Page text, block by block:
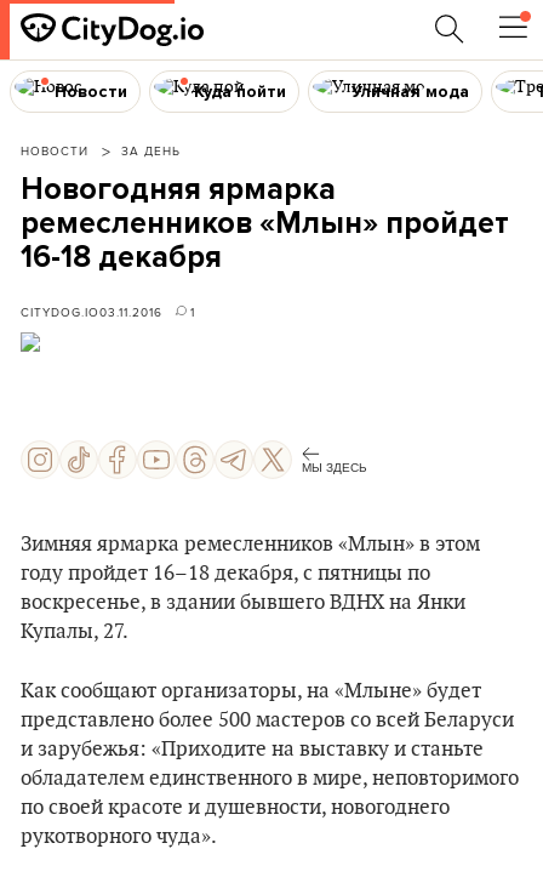
Новости Куда пойти Уличная мода
НОВОСТИ ЗА ДЕНЬ
Новогодняя ярмарка
ремесленников «Млын» пройдет
16-18 декабря
CITYDOG.IO03.11.2016 1
МЫ ЗДЕСЬ
Зимняя ярмарка ремесленников «Млын» в этом
году пройдет 16–18 декабря, с пятницы по
воскресенье, в здании бывшего ВДНХ на Янки
Купалы, 27.
Как сообщают организаторы, на «Млыне» будет
представлено более 500 мастеров со всей Беларуси
и зарубежья: «Приходите на выставку и станьте
обладателем единственного в мире, неповторимого
по своей красоте и душевности, новогоднего
рукотворного чуда».